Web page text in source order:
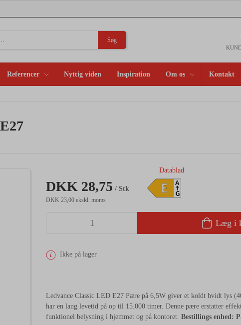
Søg
Referencer Nyttig viden Inspiration Om os Kontakt
DKK 28,75 / Stk
Datablad
E A
G
DKK 23,00 ekskl. moms
Læg i
Ikke på lager
Ledvance Classic LED E27 Pære på 6,5W giver et koldt hvidt lys
har en lang levetid på op til 15.000 timer. Denne pære erstatter
funktionel belysning i hjemmet og på kontoret. Bestillings enhed: